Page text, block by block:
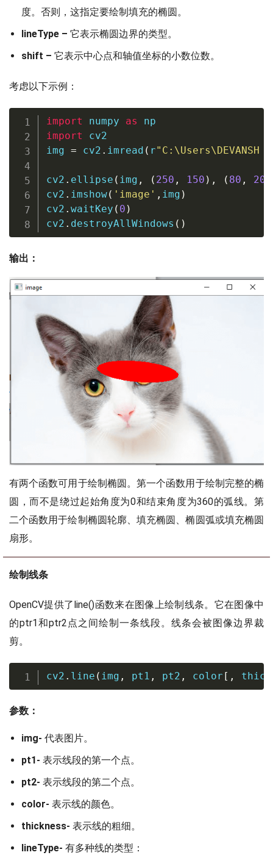
度。否则，这指定要绘制填充的椭圆。
lineType – 它表示椭圆边界的类型。
shift – 它表示中心点和轴值坐标的小数位数。
考虑以下示例：
import numpy as
import cv2
img = cv2 . imread ( r"C:\Users\DEVANSH
cv2 . ellipse ( img , ( 250 , 150 ) , ( 80 , 20
cv2 . imshow( 'image' , img )
cv2 . waitKey ( 0 )
cv2 . destroyAllWindows ( )
输出：
有两个函数可用于绘制椭圆。第一个函数用于绘制完整的椭
圆，而不是绕过起始角度为0和结束角度为360的弧线。第
二个函数用于绘制椭圆轮廓、填充椭圆、椭圆弧或填充椭圆
扇形。
绘制线条
OpenCV提供了line()函数来在图像上绘制线条。它在图像中
的ptr1和ptr2点之间绘制一条线段。线条会被图像边界裁
剪。
cv2 . line ( img , pt1 , pt2 , color [ ,
参数：
img- 代表图片。
pt1- 表示线段的第一个点。
pt2- 表示线段的第二个点。
color- 表示线的颜色。
thickness- 表示线的粗细。
lineType- 有多种线的类型：